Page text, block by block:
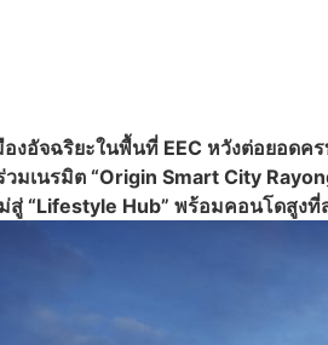
องอัจฉริยะในพื้นที่ EEC หวังต่อยอ
มเนรมิต “Origin Smart City
“Lifestyle Hub” พร้อมคอนโดสูงที่